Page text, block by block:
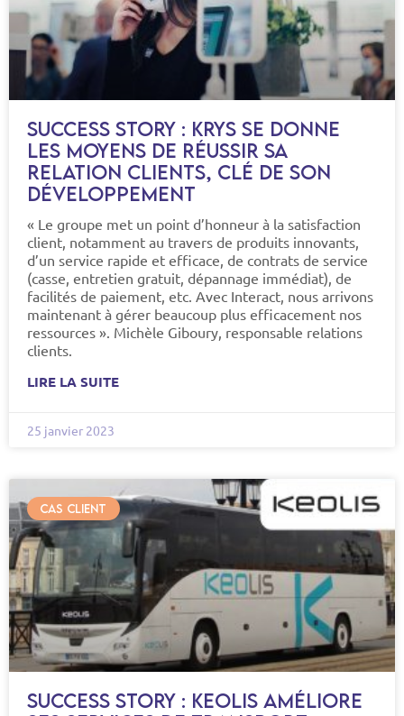
Success story : Krys se donne
les moyens de réussir sa
relation clients, clé de son
développement
« Le groupe met un point d’honneur à la satisfaction
client, notamment au travers de produits innovants,
d’un service rapide et efficace, de contrats de service
(casse, entretien gratuit, dépannage immédiat), de
facilités de paiement, etc. Avec Interact, nous arrivons
maintenant à gérer beaucoup plus efficacement nos
ressources ». Michèle Giboury, responsable relations
clients.
LIRE LA SUITE
25 janvier 2023
CAS CLIENT
Success story : Keolis améliore